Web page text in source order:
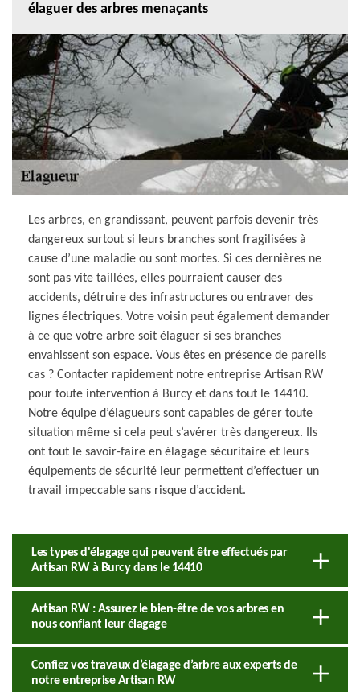
élaguer des arbres menaçants
Les arbres, en grandissant, peuvent parfois devenir très
dangereux surtout si leurs branches sont fragilisées à
cause d’une maladie ou sont mortes. Si ces dernières ne
sont pas vite taillées, elles pourraient causer des
accidents, détruire des infrastructures ou entraver des
lignes électriques. Votre voisin peut également demander
à ce que votre arbre soit élaguer si ses branches
envahissent son espace. Vous êtes en présence de pareils
cas ? Contacter rapidement notre entreprise Artisan RW
pour toute intervention à Burcy et dans tout le 14410.
Notre équipe d’élagueurs sont capables de gérer toute
situation même si cela peut s’avérer très dangereux. Ils
ont tout le savoir-faire en élagage sécuritaire et leurs
équipements de sécurité leur permettent d’effectuer un
travail impeccable sans risque d’accident.
Les types d'élagage qui peuvent être effectués par
Artisan RW à Burcy dans le 14410
Artisan RW : Assurez le bien-être de vos arbres en
nous confiant leur élagage
Confiez vos travaux d’élagage d’arbre aux experts de
notre entreprise Artisan RW